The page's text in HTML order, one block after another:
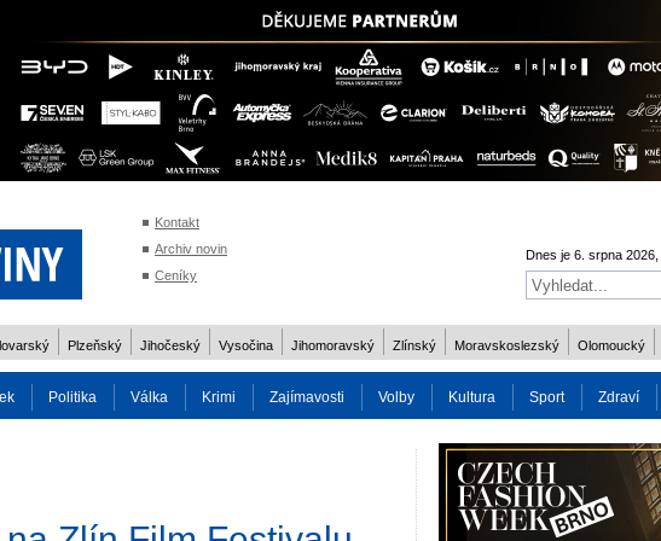
Kontakt
Archiv novin
Ceníky
Dnes je 6. srpna 2026,
Plzeňský Jihočeský Vysočina Jihomoravský Zlínský Moravskoslezský Olomoucký
Politika Válka Krimi Zajímavosti Volby Kultura Sport Zdraví
Charita Osobnost Více